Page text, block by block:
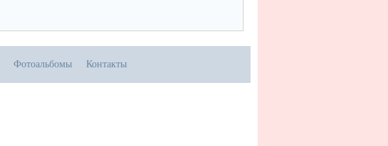
Фотоальбомы Контакты